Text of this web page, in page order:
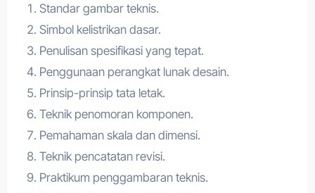
Standar gambar teknis.
Simbol kelistrikan dasar.
Penulisan spesifikasi yang tepat.
Penggunaan perangkat lunak desain.
Prinsip-prinsip tata letak.
Teknik penomoran komponen.
Pemahaman skala dan dimensi.
Teknik pencatatan revisi.
Praktikum penggambaran teknis.